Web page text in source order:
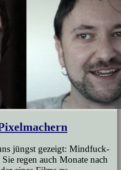
jüngst gezeigt: Mindfuck-
regen auch Monate nach